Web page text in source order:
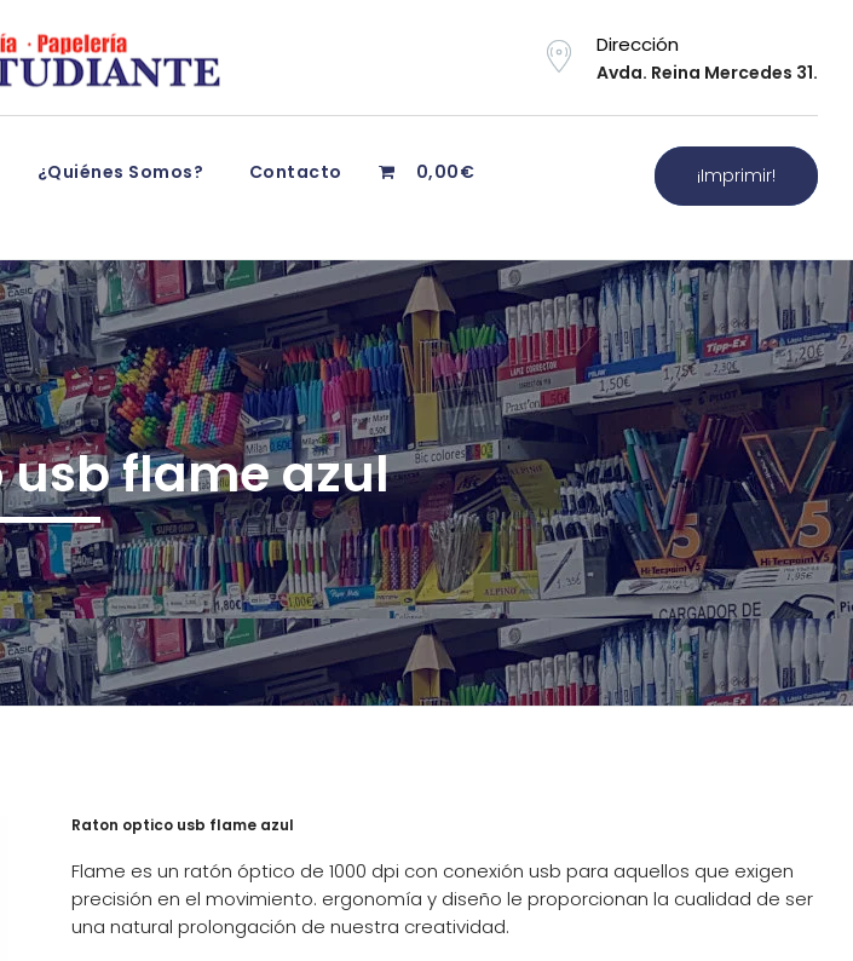
Dirección
Avda. Reina Mercedes 31.
¿Quiénes Somos? Contacto 0,00€ ¡Imprimir!
usb flame azul
Raton optico usb flame azul
Flame es un ratón óptico de 1000 dpi con conexión usb para aquellos que exigen
precisión en el movimiento. ergonomía y diseño le proporcionan la cualidad de ser
una natural prolongación de nuestra creatividad.